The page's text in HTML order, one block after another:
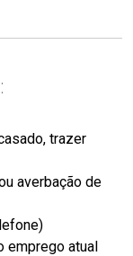
trazer
averbação de
emprego atual